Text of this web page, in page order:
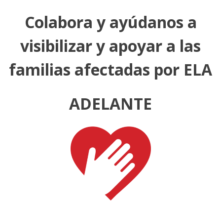
Colabora y ayúdanos a
visibilizar y apoyar a las
familias afectadas por ELA
ADELANTE